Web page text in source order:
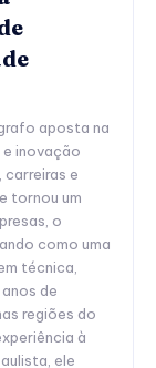
aposta na
inovação
carreiras e
tornou um
o
como uma
técnica,
de
regiões do
à
ele